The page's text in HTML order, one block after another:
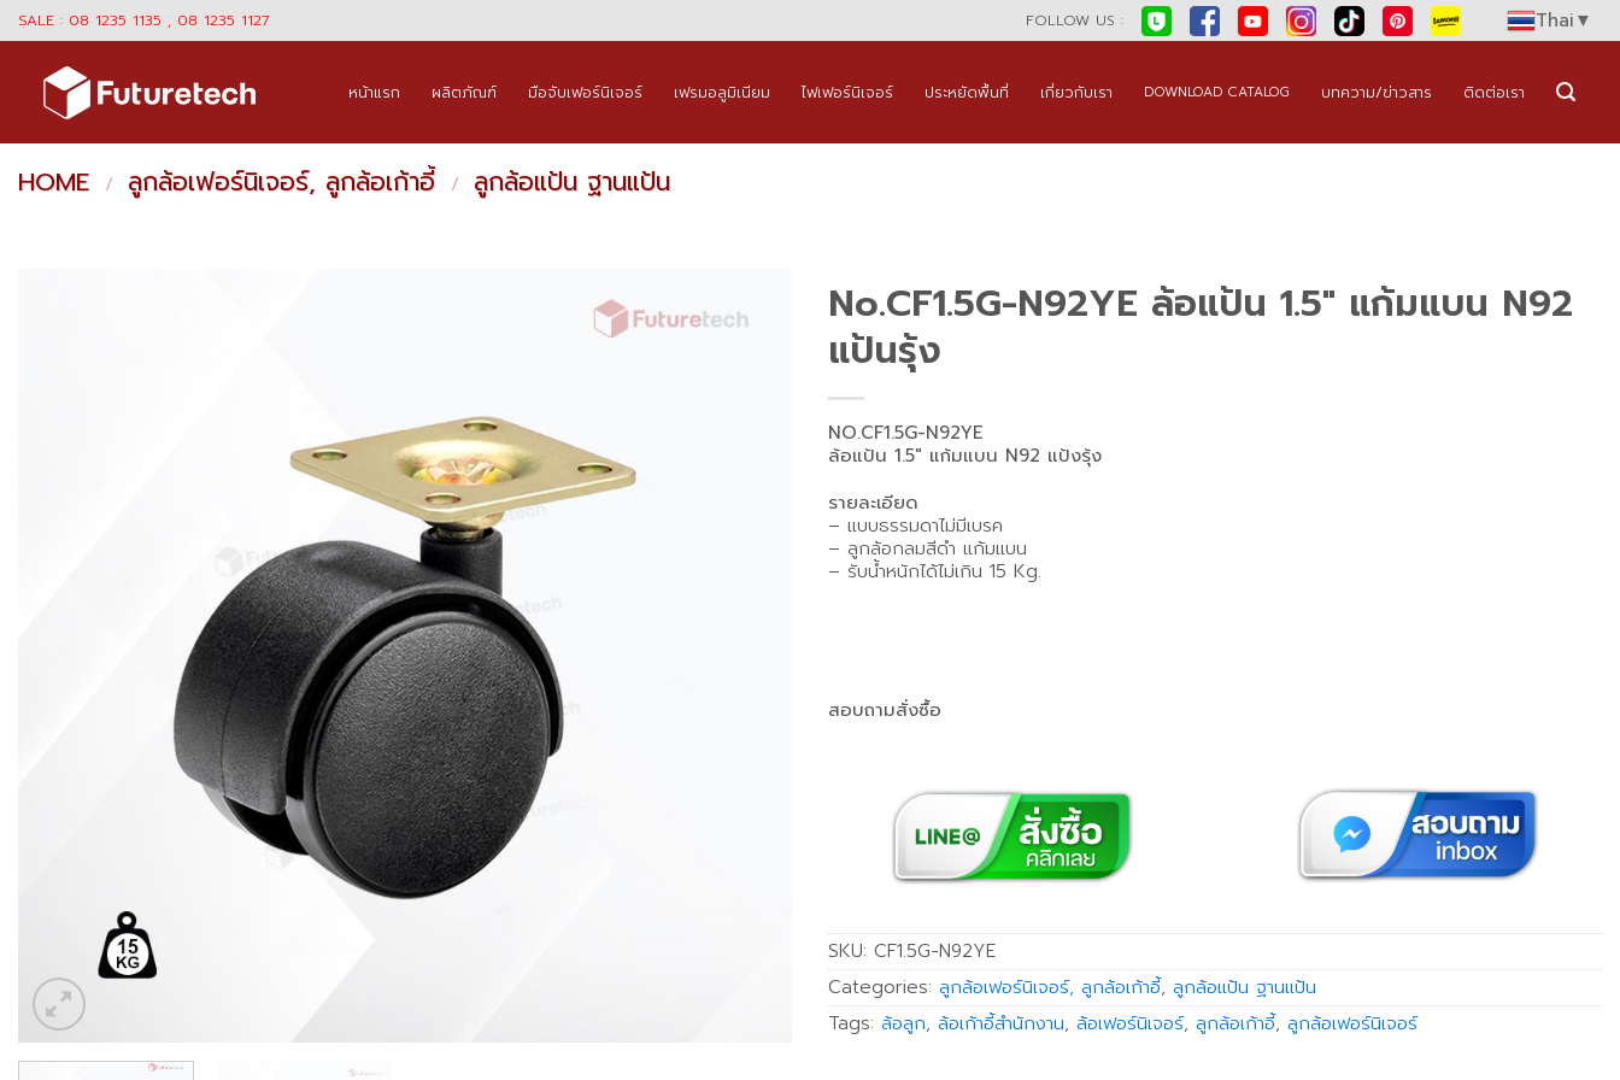
Skip
to
content
SALE : 08 1235 1135 , 08 1235 1127 FOLLOW US : Thai▼
หน้าแรก ผลิตภัณฑ์ มือจับเฟอร์นิเจอร์ เฟรมอลูมิเนียม ไฟเฟอร์นิเจอร์ ประหยัดพื้นที่ เกี่ยวกับเรา DOWNLOAD CATALOG บทความ/ข่าวสาร ติดต่อเรา
HOME / ลูกล้อเฟอร์นิเจอร์, ลูกล้อเก้าอี้ / ลูกล้อแป้น ฐานแป้น
No.CF1.5G-N92YE ล้อแป้น 1.5″ แก้มแบน N92
แป้นรุ้ง
NO.CF1.5G-N92YE
ล้อแป้น 1.5″ แก้มแบน N92 แป้งรุ้ง
รายละเอียด
– แบบธรรมดาไม่มีเบรค
– ลูกล้อกลมสีดำ แก้มแบน
– รับน้ำหนักได้ไม่เกิน 15 Kg.
สอบถามสั่งซื้อ
SKU: CF1.5G-N92YE
Categories: ลูกล้อเฟอร์นิเจอร์, ลูกล้อเก้าอี้, ลูกล้อแป้น ฐานแป้น
Tags: ล้อลูก, ล้อเก้าอี้สำนักงาน, ล้อเฟอร์นิเจอร์, ลูกล้อเก้าอี้, ลูกล้อเฟอร์นิเจอร์